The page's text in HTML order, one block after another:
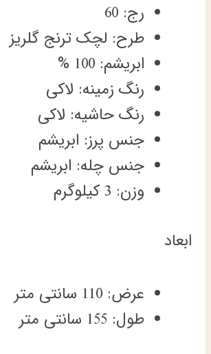
رج: 60
طرح: لچک ترنج گلریز
ابریشم: 100 %
رنگ زمینه: لاکی
رنگ حاشیه: لاکی
جنس پرز: ابریشم
جنس چله: ابریشم
وزن: 3 کیلوگرم
ابعاد
عرض: 110 سانتی متر
طول: 155 سانتی متر